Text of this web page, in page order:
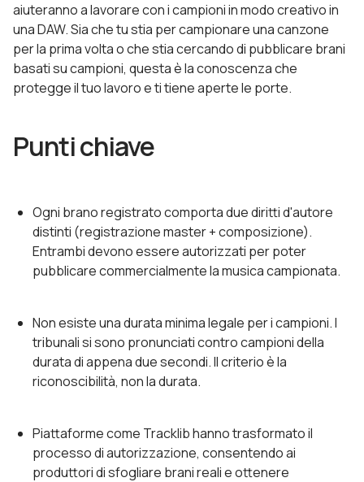
aiuteranno a lavorare con i campioni in modo creativo in
una DAW. Sia che tu stia per campionare una canzone
per la prima volta o che stia cercando di pubblicare brani
basati su campioni, questa è la conoscenza che
protegge il tuo lavoro e ti tiene aperte le porte.
Punti chiave
Ogni brano registrato comporta due diritti d'autore
distinti (registrazione master + composizione).
Entrambi devono essere autorizzati per poter
pubblicare commercialmente la musica campionata.
Non esiste una durata minima legale per i campioni. I
tribunali si sono pronunciati contro campioni della
durata di appena due secondi. Il criterio è la
riconoscibilità, non la durata.
Piattaforme come Tracklib hanno trasformato il
processo di autorizzazione, consentendo ai
produttori di sfogliare brani reali e ottenere